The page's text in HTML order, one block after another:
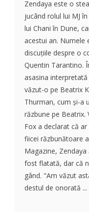
Zendaya este o
jucând rolul lui MJ
lui Chani în Dune,
acestui an. Numele
discuțiile despre o
Quentin Tarantino.
asasina interpretată
văzut-o pe Beatrix
Thurman, cum și-a
răzbune pe Beatrix.
Fox a declarat că
fiicei răzbunătoare
Magazine,
fost flatată, dar că
gând. "Am văzut
destul de onorată ...